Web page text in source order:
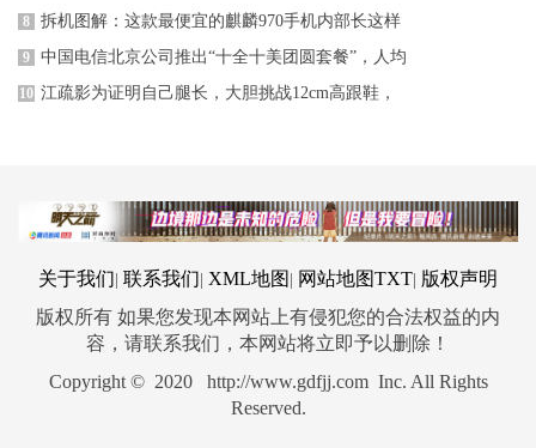
8 拆机图解：这款最便宜的麒麟970手机内部长这样
9 中国电信北京公司推出“十全十美团圆套餐”，人均
10 江疏影为证明自己腿长，大胆挑战12cm高跟鞋，
关于我们 联系我们 XML地图 网站地图TXT 版权声明
版权所有 如果您发现本网站上有侵犯您的合法权益的内
容，请联系我们，本网站将立即予以删除！
Copyright © 2020 http://www.gdfjj.com Inc. All Rights
Reserved.